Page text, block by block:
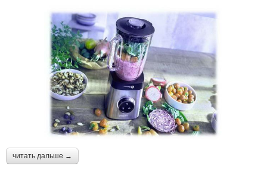
читать дальше →